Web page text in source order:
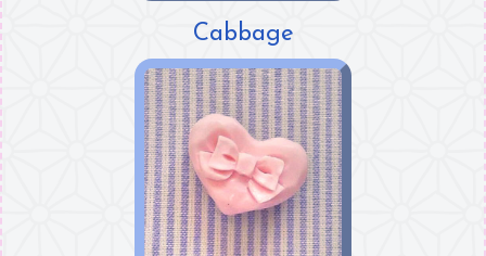
Cabbage